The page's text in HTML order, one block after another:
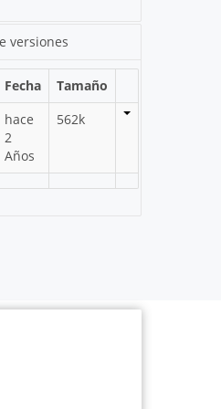
versiones
Fecha
Tamaño
hace
2
Años
562k